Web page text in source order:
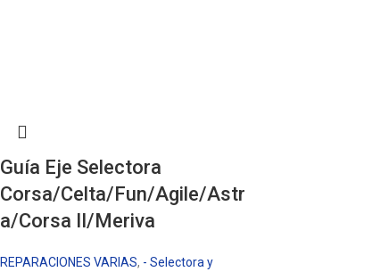
Guía Eje Selectora
Corsa/Celta/Fun/Agile/Astr
a/Corsa II/Meriva
REPARACIONES VARIAS, - Selectora y